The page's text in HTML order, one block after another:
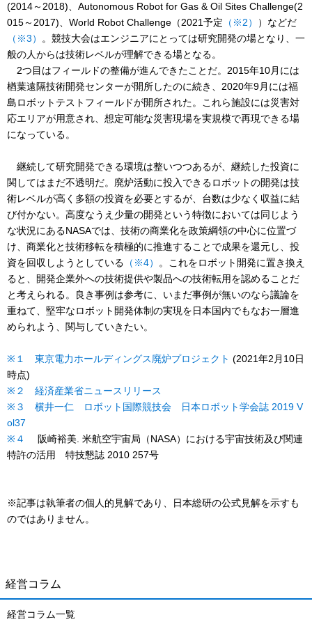
(2014～2018)、Autonomous Robot for Gas & Oil Sites Challenge(2
015～2017)、World Robot Challenge（2021予定 （※2）
）などだ
（※3）
。競技大会はエンジニアにとっては研究開発の場となり、一
般の人からは技術レベルが理解できる場となる。
2つ目はフィールドの整備が進んできたことだ。2015年10月には
楢葉遠隔技術開発センターが開所したのに続き、2020年9月には福
島ロボットテストフィールドが開所された。これら施設には災害対
応エリアが用意され、想定可能な災害現場を実規模で再現できる場
になっている。
継続して研究開発できる環境は整いつつあるが、継続した投資に
関してはまだ不透明だ。廃炉活動に投入できるロボットの開発は技
術レベルが高く多額の投資を必要とするが、台数は少なく収益に結
び付かない。高度なうえ少量の開発という特徴においては同じよう
な状況にあるNASAでは、技術の商業化を政策綱領の中心に位置づ
け、商業化と技術移転を積極的に推進することで成果を還元し、投
資を回収しようとしている （※4）
。これをロボット開発に置き換え
ると、開発企業外への技術提供や製品への技術転用を認めることだ
と考えられる。良き事例は参考に、いまだ事例が無いのなら議論を
重ねて、堅牢なロボット開発体制の実現を日本国内でもなお一層進
められよう、関与していきたい。
※１ 東京電力ホールディングス廃炉プロジェクト (2021年2月10日
時点)
※２ 経済産業省ニュースリリース
※３ 横井一仁 ロボット国際競技会 日本ロボット学会誌 2019 V
ol37
※４
阪崎裕美. 米航空宇宙局（NASA）における宇宙技術及び関連
特許の活用 特技懇誌 2010 257号
※記事は執筆者の個人的見解であり、日本総研の公式見解を示すも
のではありません。
経営コラム
経営コラム一覧